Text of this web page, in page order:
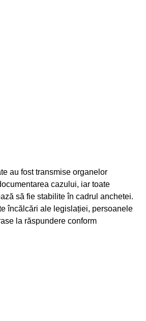
au fost transmise organelor
cazului, iar toate
să fie stabilite în cadrul anchetei.
încălcări ale legislației, persoanele
la răspundere conform